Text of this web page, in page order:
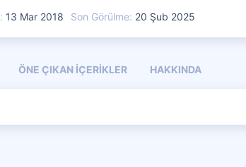
13 Mar 2018 Son Görülme 20 Şub 2025
ÖNE ÇIKAN İÇERIKLER HAKKINDA